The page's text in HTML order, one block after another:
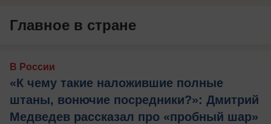
Главное в стране
В России
«К чему такие наложившие полные
штаны, вонючие посредники?»: Дмитрий
Медведев рассказал про «пробный шар»